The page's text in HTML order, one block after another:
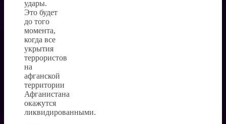
удары.
Это будет
до того
момента,
когда все
укрытия
террористов
на
афганской
территории
Афганистана
окажутся
ликвидированными.